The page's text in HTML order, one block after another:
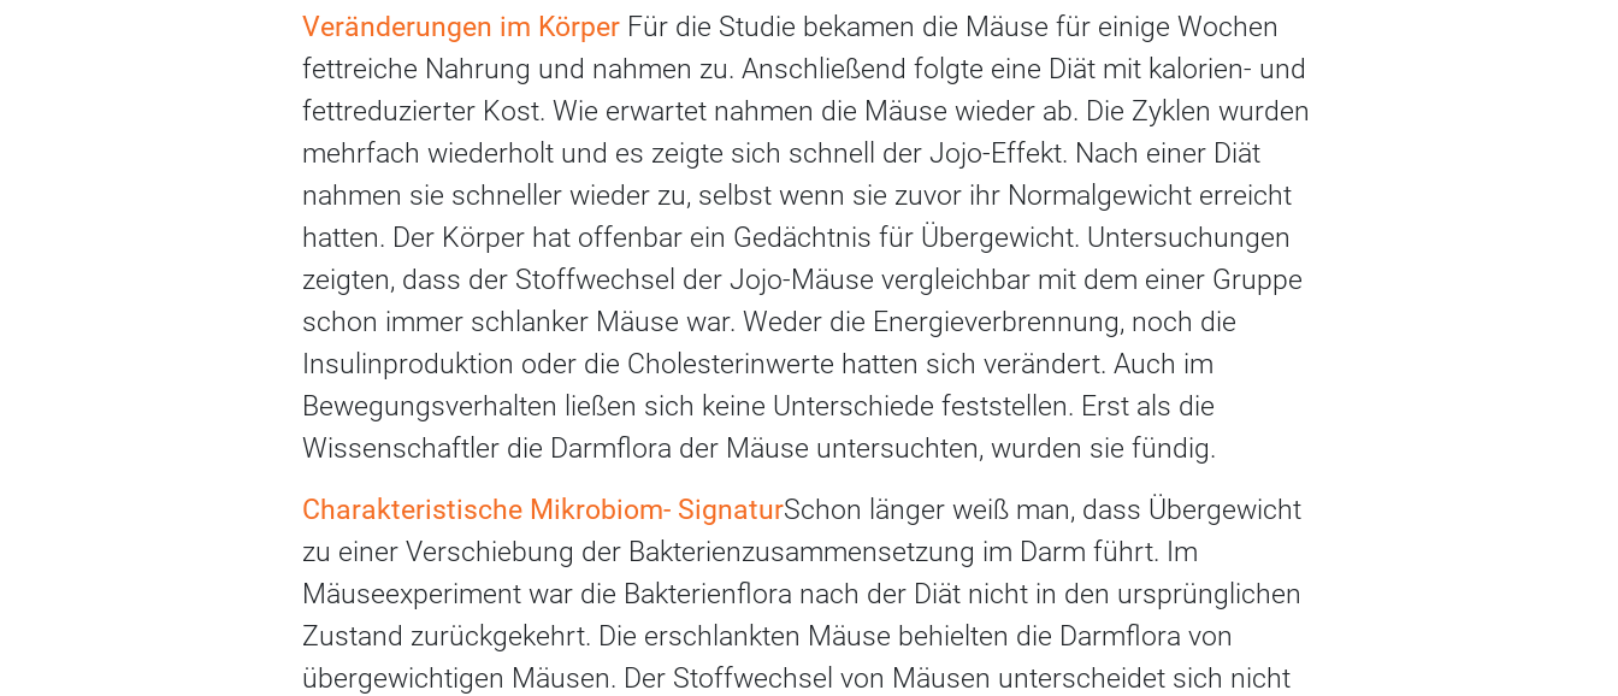
Veränderungen im Körper Für die Studie bekamen die Mäuse für einige Wochen
fettreiche Nahrung und nahmen zu. Anschließend folgte eine Diät mit kalorien- und
fettreduzierter Kost. Wie erwartet nahmen die Mäuse wieder ab. Die Zyklen wurden
mehrfach wiederholt und es zeigte sich schnell der Jojo-Effekt. Nach einer Diät
nahmen sie schneller wieder zu, selbst wenn sie zuvor ihr Normalgewicht erreicht
hatten. Der Körper hat offenbar ein Gedächtnis für Übergewicht. Untersuchungen
zeigten, dass der Stoffwechsel der Jojo-Mäuse vergleichbar mit dem einer Gruppe
schon immer schlanker Mäuse war. Weder die Energieverbrennung, noch die
Insulinproduktion oder die Cholesterinwerte hatten sich verändert. Auch im
Bewegungsverhalten ließen sich keine Unterschiede feststellen. Erst als die
Wissenschaftler die Darmflora der Mäuse untersuchten, wurden sie fündig.
Charakteristische Mikrobiom- SignaturSchon länger weiß man, dass Übergewicht
zu einer Verschiebung der Bakterienzusammensetzung im Darm führt. Im
Mäuseexperiment war die Bakterienflora nach der Diät nicht in den ursprünglichen
Zustand zurückgekehrt. Die erschlankten Mäuse behielten die Darmflora von
übergewichtigen Mäusen. Der Stoffwechsel von Mäusen unterscheidet sich nicht